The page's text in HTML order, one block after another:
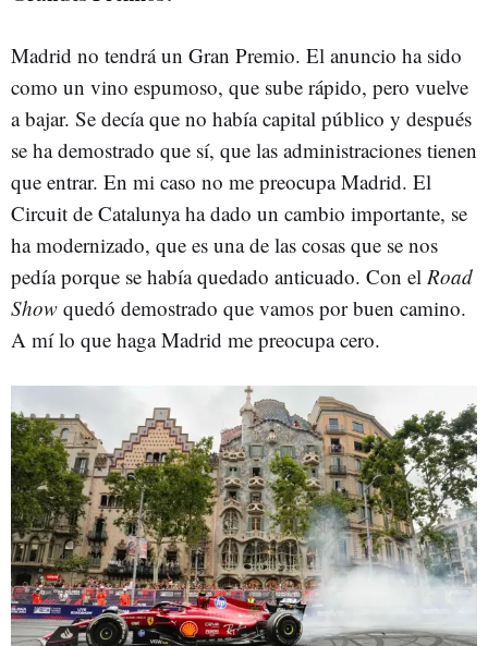
Madrid no tendrá un Gran Premio. El anuncio ha sido
como un vino espumoso, que sube rápido, pero vuelve
a bajar. Se decía que no había capital público y después
se ha demostrado que sí, que las administraciones tienen
que entrar. En mi caso no me preocupa Madrid. El
Circuit de Catalunya ha dado un cambio importante, se
ha modernizado, que es una de las cosas que se nos
pedía porque se había quedado anticuado. Con el Road
Show quedó demostrado que vamos por buen camino.
A mí lo que haga Madrid me preocupa cero.